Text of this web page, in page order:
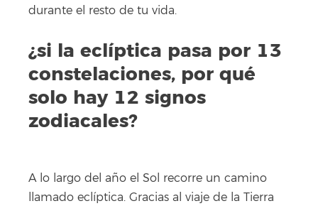
durante el resto de tu vida.
¿si la eclíptica pasa por 13
constelaciones, por qué
solo hay 12 signos
zodiacales?
A lo largo del año el Sol recorre un camino
llamado eclíptica. Gracias al viaje de la Tierra